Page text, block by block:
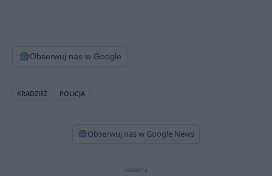
Obserwuj nas w Google
KRADZIEŻ POLICJA
Obserwuj nas w Google News
reklama